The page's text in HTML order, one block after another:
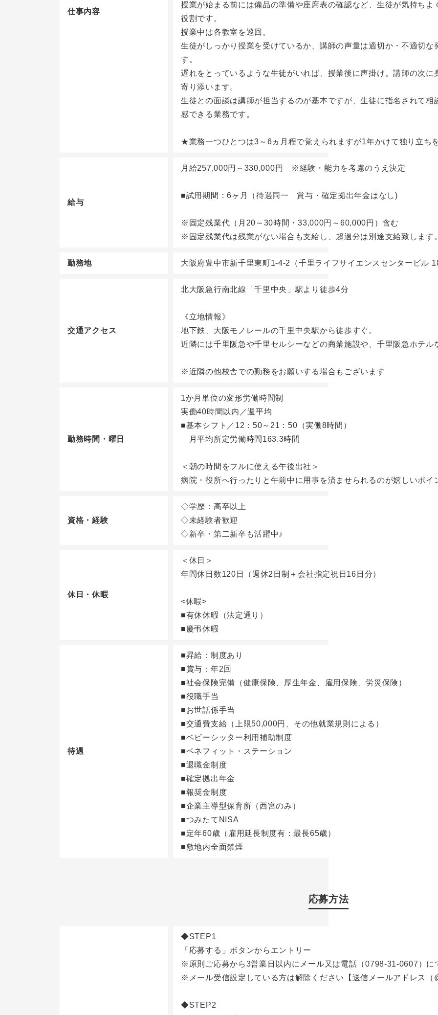
仕事内容
授業が始まる前には備品の準備や座席表の確認など、生徒が気持ち
役割です。
授業中は各教室を巡回。
生徒がしっかり授業を受けているか、講師の声量は適切か・不適切な
す。
遅れをとっているような生徒がいれば、授業後に声掛け。講師の次
寄り添います。
生徒との面談は講師が担当するのが基本ですが、生徒に指名されて
感できる業務です。
★業務一つひとつは3～6ヵ月程で覚えられますが1年かけて独り立ち
給与
月給257,000円～330,000円 ※経験・能力を考慮のうえ決定
■試用期間：6ヶ月（待遇同一 賞与・確定拠出年金はなし)
※固定残業代（月20～30時間・33,000円～60,000円）含む
※固定残業代は残業がない場合も支給し、超過分は別途支給致します。
勤務地 大阪府豊中市新千里東町1-4-2（千里ライフサイエンスセンタービル
交通アクセス
北大阪急行南北線「千里中央」駅より徒歩4分
《立地情報》
地下鉄、大阪モノレールの千里中央駅から徒歩すぐ。
近隣には千里阪急や千里セルシーなどの商業施設や、千里阪急ホテル
※近隣の他校舎での勤務をお願いする場合もございます
勤務時間・曜日
1か月単位の変形労働時間制
実働40時間以内／週平均
■基本シフト／12：50～21：50（実働8時間）
月平均所定労働時間163.3時間
＜朝の時間をフルに使える午後出社＞
病院・役所へ行ったりと午前中に用事を済ませられるのが嬉しいポイ
資格・経験
◇学歴：高卒以上
◇未経験者歓迎
◇新卒・第二新卒も活躍中♪
休日・休暇
＜休日＞
年間休日数120日（週休2日制＋会社指定祝日16日分）
<休暇>
■有休休暇（法定通り）
■慶弔休暇
待遇
■昇給：制度あり
■賞与：年2回
■社会保険完備（健康保険、厚生年金、雇用保険、労災保険）
■役職手当
■お世話係手当
■交通費支給（上限50,000円、その他就業規則による）
■ベビーシッター利用補助制度
■ベネフィット・ステーション
■退職金制度
■確定拠出年金
■報奨金制度
■企業主導型保育所（西宮のみ）
■つみたてNISA
■定年60歳（雇用延長制度有：最長65歳）
■敷地内全面禁煙
応募方法
◆STEP1
「応募する」ボタンからエントリー
※原則ご応募から3営業日以内にメール又は電話（0798-31-0607）に
※メール受信設定している方は解除ください【送信メールアドレス（
◆STEP2